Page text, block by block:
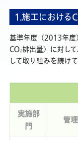
1.施工における
基準年度（2013年度
CO₂排出量）に対し
して取り組みを続けて
実施部
門
管理